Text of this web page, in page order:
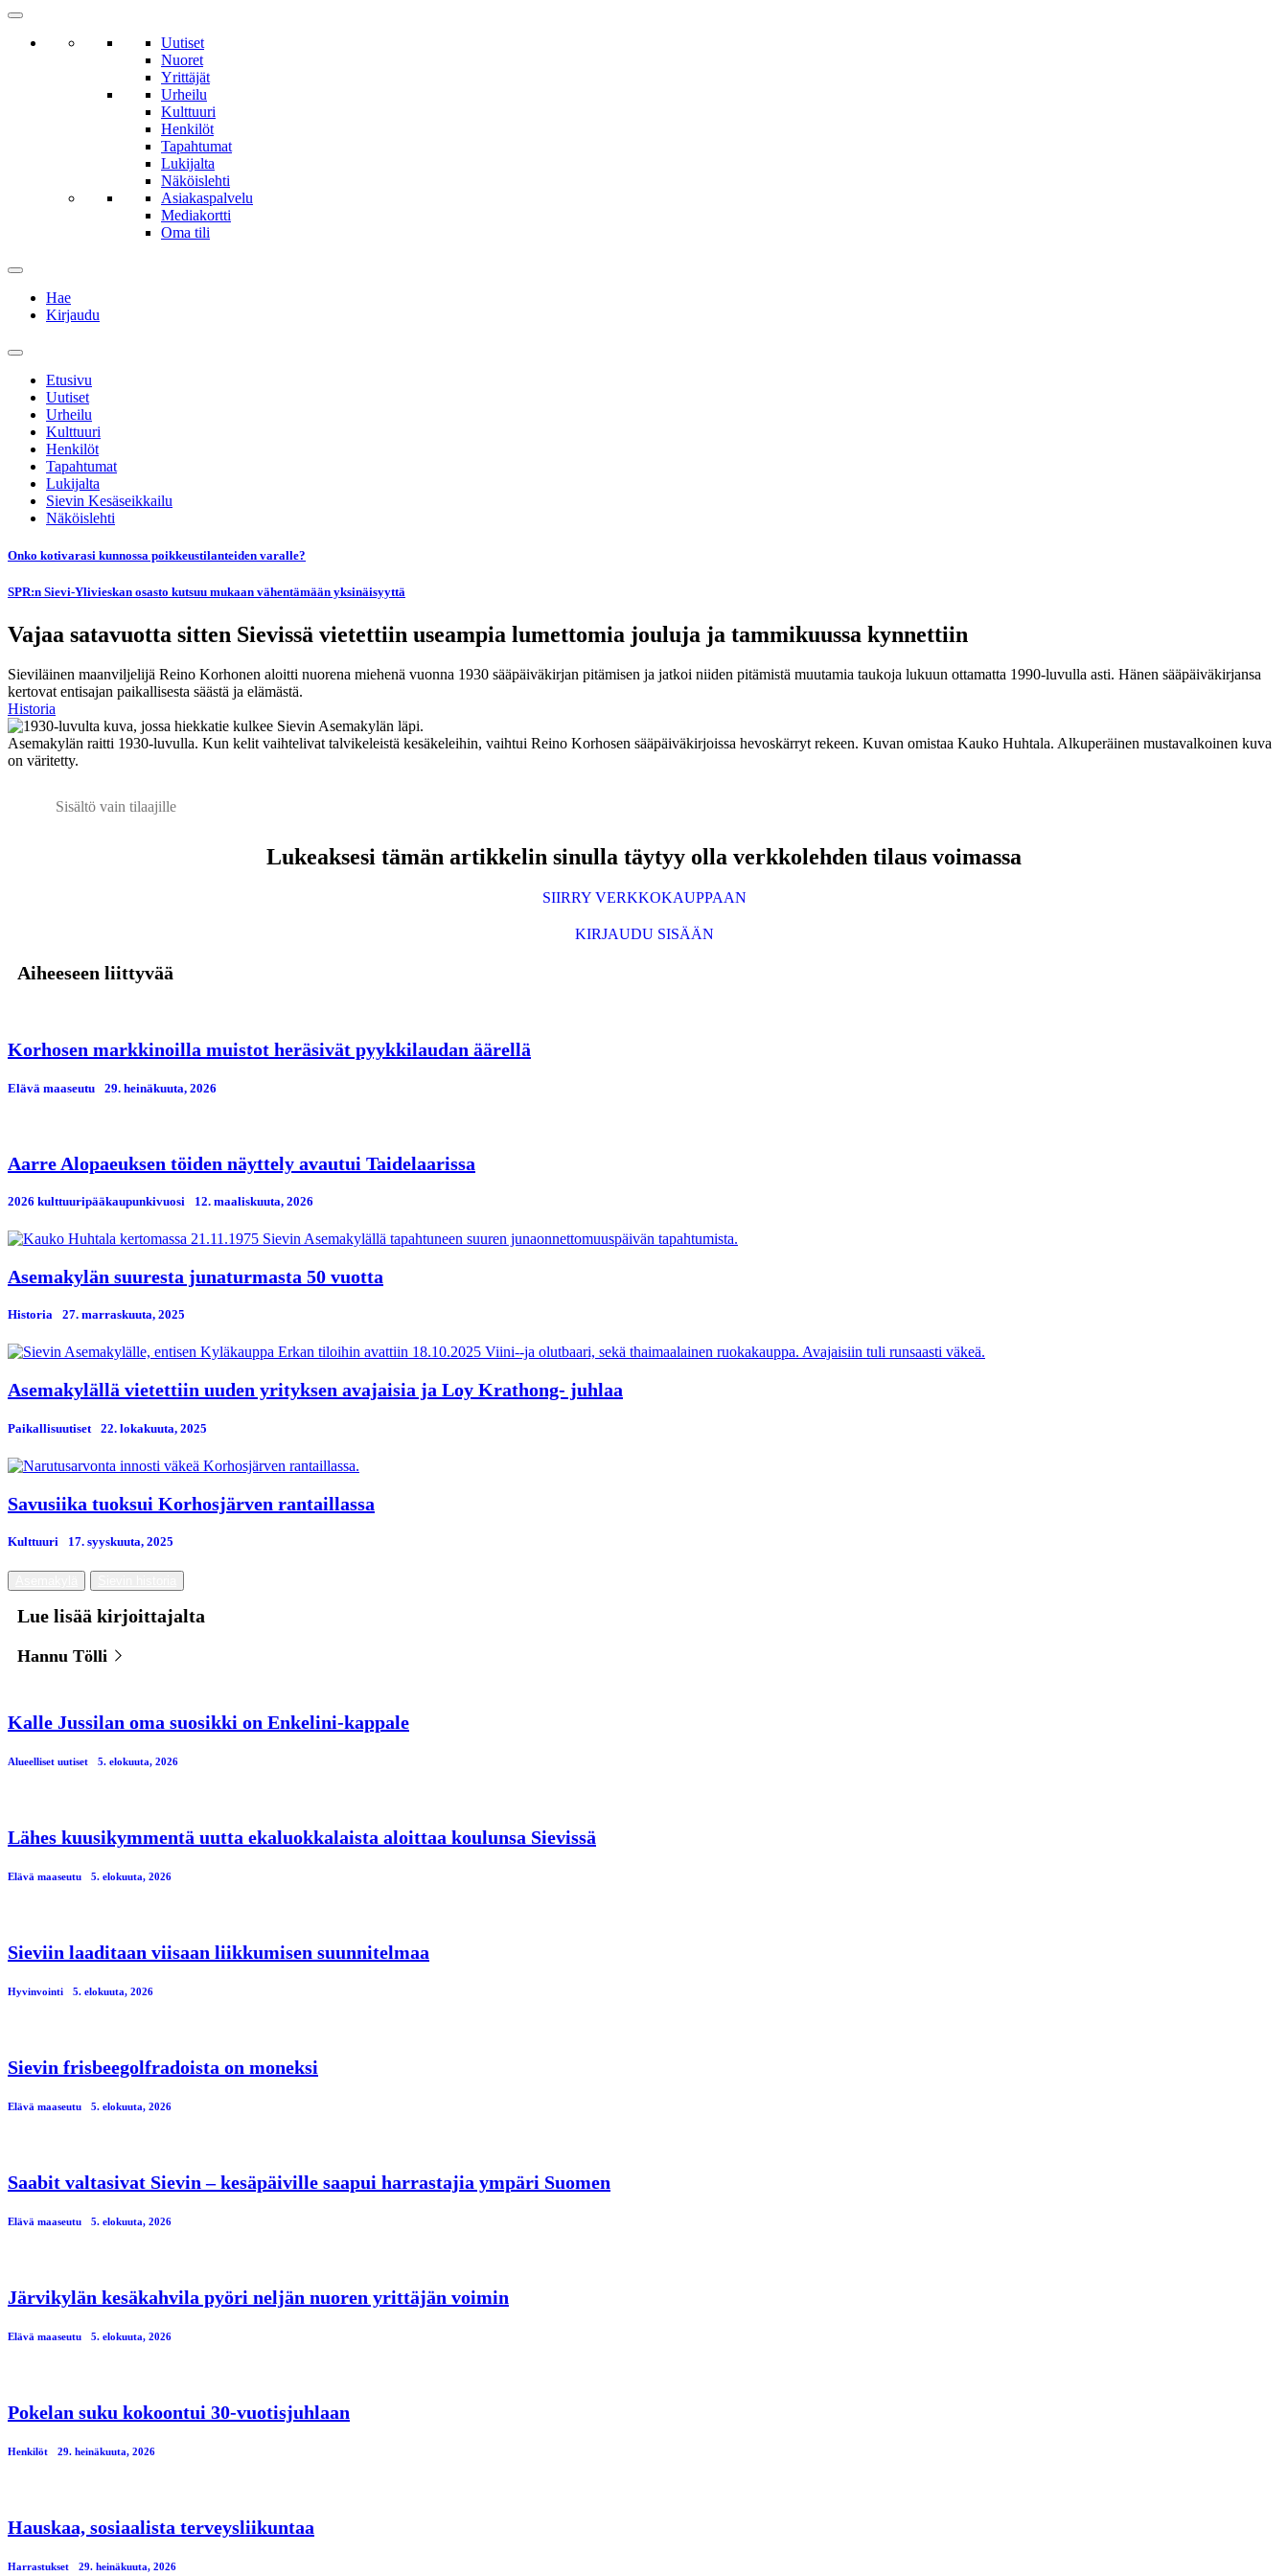
Uutiset
Nuoret
Yrittäjät
Urheilu
Kulttuuri
Henkilöt
Tapahtumat
Lukijalta
Näköislehti
Asiakaspalvelu
Mediakortti
Oma tili
Hae
Kirjaudu
Etusivu
Uutiset
Urheilu
Kulttuuri
Henkilöt
Tapahtumat
Lukijalta
Sievin Kesäseikkailu
Näköislehti
Onko kotivarasi kunnossa poikkeustilanteiden varalle?
SPR:n Sievi-Ylivieskan osasto kutsuu mukaan vähentämään yksinäisyyttä
Vajaa satavuotta sitten Sievissä vietettiin useampia lumettomia jouluja ja tammikuussa kynnettiin
Sieviläinen maanviljelijä Reino Korhonen aloitti nuorena miehenä vuonna 1930 sääpäiväkirjan pitämisen ja jatkoi niiden pitämistä muutamia taukoja lukuun ottamatta 1990-luvulla asti. Hänen sääpäiväkirjansa
kertovat entisajan paikallisesta säästä ja elämästä.
Historia
Asemakylän raitti 1930-luvulla. Kun kelit vaihtelivat talvikeleistä kesäkeleihin, vaihtui Reino Korhosen sääpäiväkirjoissa hevoskärryt rekeen. Kuvan omistaa Kauko Huhtala. Alkuperäinen mustavalkoinen kuva
on väritetty.
Sisältö vain tilaajille
Lukeaksesi tämän artikkelin sinulla täytyy olla verkkolehden tilaus voimassa
SIIRRY VERKKOKAUPPAAN
KIRJAUDU SISÄÄN
Aiheeseen liittyvää
Korhosen markkinoilla muistot heräsivät pyykkilaudan äärellä
Elävä maaseutu 29. heinäkuuta, 2026
Aarre Alopaeuksen töiden näyttely avautui Taidelaarissa
2026 kulttuuripääkaupunkivuosi 12. maaliskuuta, 2026
Asemakylän suuresta junaturmasta 50 vuotta
Historia 27. marraskuuta, 2025
Asemakylällä vietettiin uuden yrityksen avajaisia ja Loy Krathong- juhlaa
Paikallisuutiset 22. lokakuuta, 2025
Savusiika tuoksui Korhosjärven rantaillassa
Kulttuuri 17. syyskuuta, 2025
Lue lisää kirjoittajalta
Hannu Tölli
Kalle Jussilan oma suosikki on Enkelini-kappale
Alueelliset uutiset 5. elokuuta, 2026
Lähes kuusikymmentä uutta ekaluokkalaista aloittaa koulunsa Sievissä
Elävä maaseutu 5. elokuuta, 2026
Sieviin laaditaan viisaan liikkumisen suunnitelmaa
Hyvinvointi 5. elokuuta, 2026
Sievin frisbeegolfradoista on moneksi
Elävä maaseutu 5. elokuuta, 2026
Saabit valtasivat Sievin – kesäpäiville saapui harrastajia ympäri Suomen
Elävä maaseutu 5. elokuuta, 2026
Järvikylän kesäkahvila pyöri neljän nuoren yrittäjän voimin
Elävä maaseutu 5. elokuuta, 2026
Pokelan suku kokoontui 30-vuotisjuhlaan
Henkilöt 29. heinäkuuta, 2026
Hauskaa, sosiaalista terveysliikuntaa
Harrastukset 29. heinäkuuta, 2026